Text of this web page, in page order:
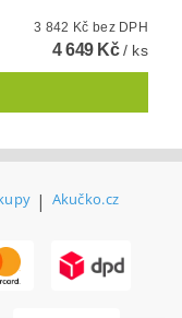
3 842 Kč bez DPH
4 649 Kč/ ks
| Akučko.cz